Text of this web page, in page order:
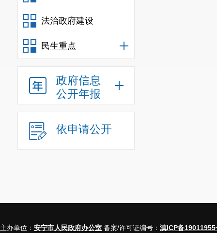
法治政府建设
民生重点
政府信息
公开年报
依申请公开
主办单位： 安宁市人民政府办公室 备案/许可证编号： 滇ICP备